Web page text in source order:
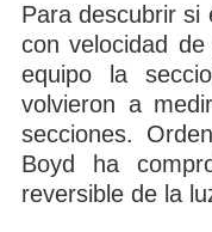
Para descubrir si
con velocidad
equipo la
volvieron a
secciones.
Boyd ha
reversible de la